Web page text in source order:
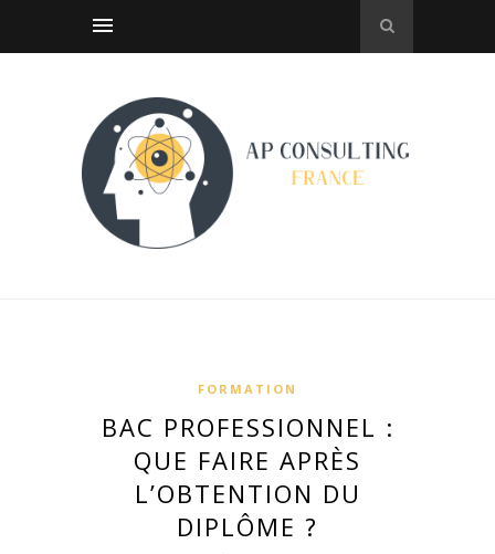
FORMATION
BAC PROFESSIONNEL :
QUE FAIRE APRÈS
L’OBTENTION DU
DIPLÔME ?